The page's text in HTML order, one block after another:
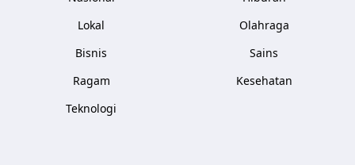
Lokal
Bisnis
Ragam
Teknologi
Olahraga
Sains
Kesehatan